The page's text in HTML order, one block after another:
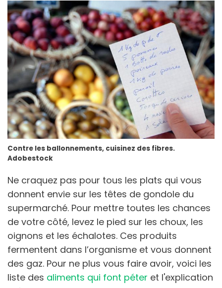
Contre les ballonnements, cuisinez des fibres.
Adobestock
Ne craquez pas pour tous les plats qui vous
donnent envie sur les têtes de gondole du
supermarché. Pour mettre toutes les chances
de votre côté, levez le pied sur les choux, les
oignons et les échalotes. Ces produits
fermentent dans l’organisme et vous donnent
des gaz. Pour ne plus vous faire avoir, voici les
liste des aliments qui font péter et l'explication